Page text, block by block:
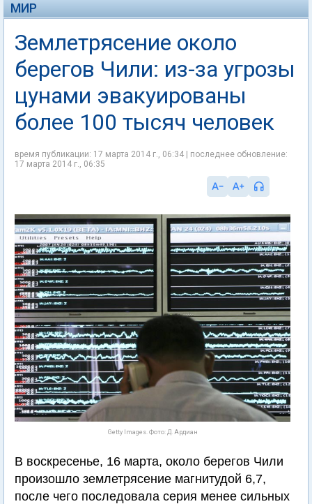
МИР
Землетрясение около
берегов Чили: из-за угрозы
цунами эвакуированы
более 100 тысяч человек
время публикации: 17 марта 2014 г., 06:34 | последнее обновление:
17 марта 2014 г., 06:35
Getty Images. Фото: Д. Ардиан
В воскресенье, 16 марта, около берегов Чили
произошло землетрясение магнитудой 6,7,
после чего последовала серия менее сильных